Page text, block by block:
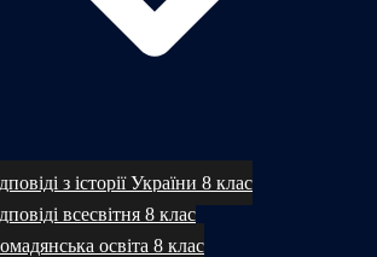
з історії України 8 клас
всесвітня 8 клас
освіта 8 клас